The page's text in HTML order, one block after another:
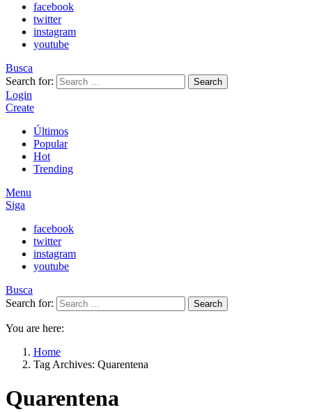
facebook
twitter
instagram
youtube
Busca
Search for:
Search
Login
Create
Últimos
Popular
Hot
Trending
Menu
Siga
facebook
twitter
instagram
youtube
Busca
Search for:
Search
You are here:
Home
Tag Archives: Quarentena
Quarentena